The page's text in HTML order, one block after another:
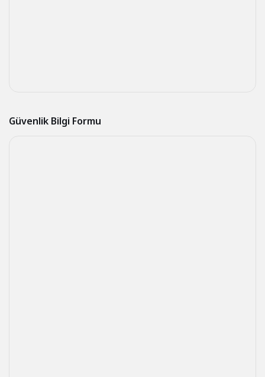
Güvenlik Bilgi Formu